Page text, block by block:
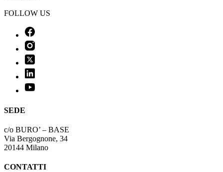
FOLLOW US
SEDE
c/o BURO’ – BASE
Via Bergognone, 34
20144 Milano
CONTATTI